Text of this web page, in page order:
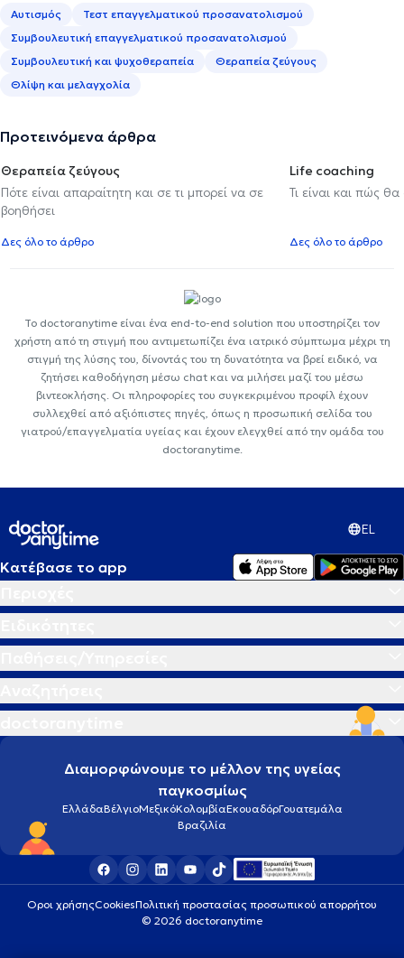
Αυτισμός
Τεστ επαγγελματικού προσανατολισμού
Συμβουλευτική επαγγελματικού προσανατολισμού
Συμβουλευτική και ψυχοθεραπεία
Θεραπεία ζεύγους
Θλίψη και μελαγχολία
Προτεινόμενα άρθρα
Θεραπεία ζεύγους
Πότε είναι απαραίτητη και σε τι μπορεί να σε
βοηθήσει
Δες όλο το άρθρο
Life coaching
Τι είναι και πώς
Δες όλο το άρθρο
Το doctoranytime είναι ένα end-to-end solution που υποστηρίζει τον
χρήστη από τη στιγμή που αντιμετωπίζει ένα ιατρικό σύμπτωμα μέχρι τη
στιγμή της λύσης του, δίνοντάς του τη δυνατότητα να βρεί ειδικό, να
ζητήσει καθοδήγηση μέσω chat και να μιλήσει μαζί του μέσω
βιντεοκλήσης. Οι πληροφορίες του συγκεκριμένου προφίλ έχουν
συλλεχθεί από αξιόπιστες πηγές, όπως η προσωπική σελίδα του
γιατρού/επαγγελματία υγείας και έχουν ελεγχθεί από την ομάδα του
doctoranytime.
EL
Κατέβασε το app
Διαμορφώνουμε το μέλλον της υγείας
παγκοσμίως
ΕλλάδαΒέλγιοΜεξικόΚολομβίαΕκουαδόρΓουατεμάλα
Βραζιλία
Οροι χρήσηςCookiesΠολιτική προστασίας προσωπικού απορρήτου
© 2026 doctoranytime